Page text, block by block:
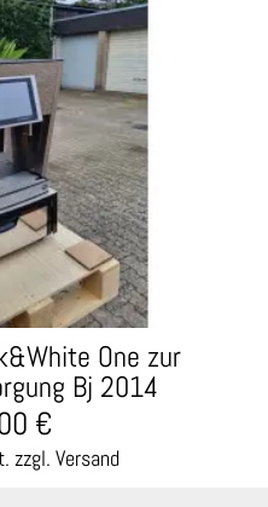
One zur
Bj 2014
zzgl. Versand
€